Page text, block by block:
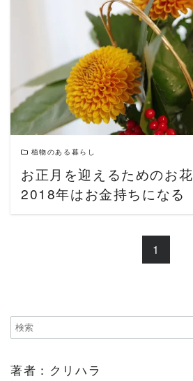
READ MORE
植物のある暮らし
お正月を迎えるためのお
2018年はお金持ちになる
1
著者：クリハラ